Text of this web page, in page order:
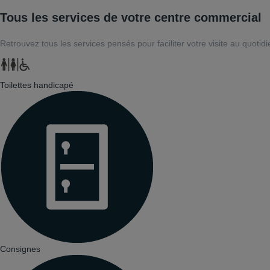
Tous les services de votre centre commercial
Retrouvez tous les services pensés pour faciliter votre visite au
Toilettes handicapé
Consignes